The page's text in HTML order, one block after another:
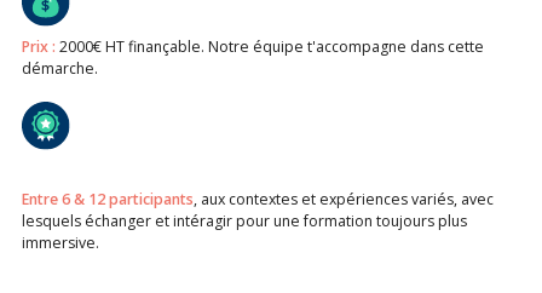
Prix : 2000€ HT finançable. Notre équipe t'accompagne dans cette
démarche.
Entre 6 & 12 participants, aux contextes et expériences variés, avec
lesquels échanger et intéragir pour une formation toujours plus
immersive.